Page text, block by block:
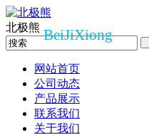
北极熊 BeiJiXiong
网站首页
公司动态
产品展示
联系我们
关于我们